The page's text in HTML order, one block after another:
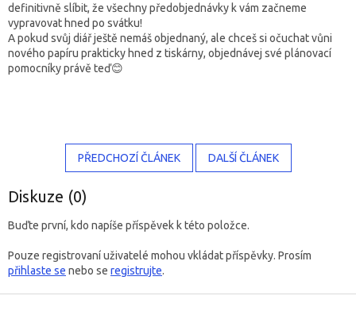
definitivně slíbit, že všechny předobjednávky k vám začneme
vypravovat hned po svátku!
A pokud svůj diář ještě nemáš objednaný, ale chceš si očuchat vůni
nového papíru prakticky hned z tiskárny, objednávej své plánovací
pomocníky právě teď😊
PŘEDCHOZÍ ČLÁNEK DALŠÍ ČLÁNEK
Diskuze (0)
Buďte první, kdo napíše příspěvek k této položce.
Pouze registrovaní uživatelé mohou vkládat příspěvky. Prosím
přihlaste se nebo se registrujte.